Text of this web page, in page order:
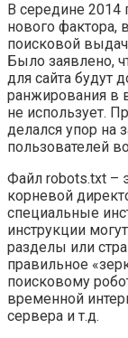
В середине 2014
нового фактора,
поисковой
Было заявлено,
для сайта будут
ранжирования в
не использует.
делался упор на
пользователей
Файл robots.txt –
корневой
специальные
инструкции
разделы или
правильное
поисковому
временной
сервера и т.д.